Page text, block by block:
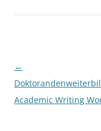
Post
navigation
←
Academic Writing